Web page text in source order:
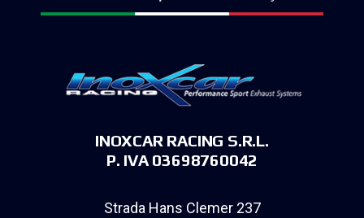
INOXCAR RACING S.R.L.
P. IVA 03698760042
Strada Hans Clemer 237